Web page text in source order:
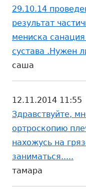
29.10.14
результат
мениска
сустава .Нужен
саша
12.11.2014 11:55
Здравствуйте,
ортроскопию
нахожусь на
заниматься.....
тамара